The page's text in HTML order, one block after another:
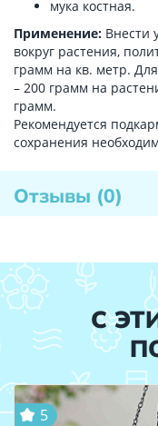
мука костная.
Применение: Внести
вокруг растения,
грамм на кв. метр.
– 200 грамм на
грамм.
Рекомендуется
сохранения
Отзывы (0)
С
5